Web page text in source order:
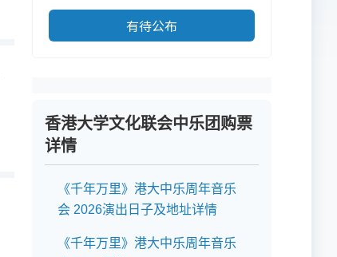
有待公布
香港大学文化联会中乐团购票
详情
《千年万里》港大中乐周年音乐
会 2026演出日子及地址详情
《千年万里》港大中乐周年音乐